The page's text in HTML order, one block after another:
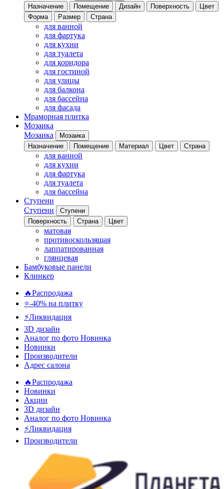
Назначение
Помещение Дизайн Поверхность
Цвет
Форма
Размер Страна
для ванной
для фартука
для кухни
для туалета
для коридора
для гостиной
для улицы
для балкона
для бассейна
для фасада
Мраморная плитка
Мозаика
Мозаика
Мозаика
Назначение
Помещение Материал Цвет Страна
для ванной
для кухни
для фартука
для туалета
для бассейна
Ступени
Ступени
Ступени
Поверхность
Страна Цвет
матовая
противоскользящая
лаппатированная
глянцевая
Бамбуковые панели
Клинкер
🔥Распродажа
⭐-40% на плитку
⚡️Ликвидация
3D дизайн
Аналог по фото Новинка
Новинки
Производители
Адрес салона
🔥Распродажа
Новинки
Акции
3D дизайн
Аналог по фото Новинка
⚡Ликвидация
Производители